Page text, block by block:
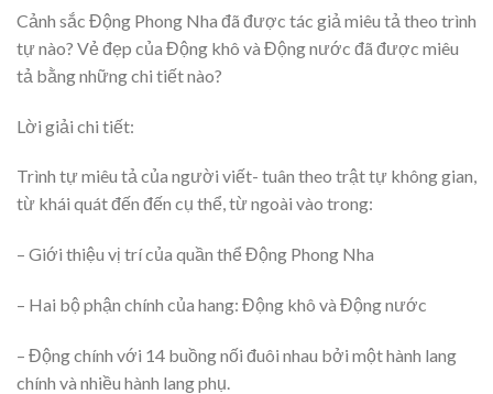
Cảnh sắc Động Phong Nha đã được tác giả miêu tả theo trình
tự nào? Vẻ đẹp của Động khô và Động nước đã được miêu
tả bằng những chi tiết nào?
Lời giải chi tiết:
Trình tự miêu tả của người viết- tuân theo trật tự không gian,
từ khái quát đến đến cụ thể, từ ngoài vào trong:
– Giới thiệu vị trí của quần thể Động Phong Nha
– Hai bộ phận chính của hang: Động khô và Động nước
– Động chính với 14 buồng nối đuôi nhau bởi một hành lang
chính và nhiều hành lang phụ.